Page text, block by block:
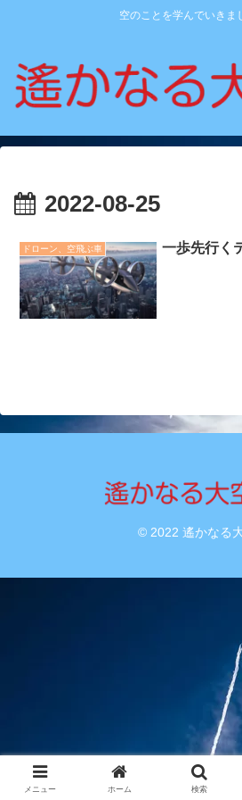
空のことを学んでいきま
2022-08-25
ドローン、空飛ぶ車 一歩先行く
© 2022 遙かなる
メニュー ホーム 検索